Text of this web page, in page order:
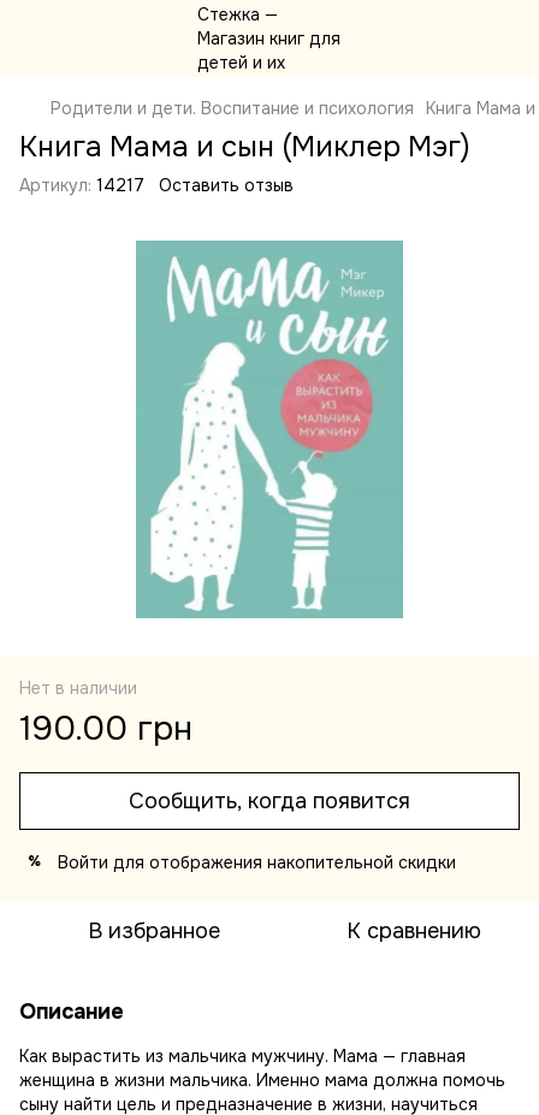
Родители и дети. Воспитание и психология Книга Мама
Книга Мама и сын (Миклер Мэг)
Артикул: 14217 Оставить отзыв
Нет в наличии
190.00 грн
Сообщить, когда появится
% Войти для отображения накопительной скидки
В избранное К сравнению
Описание
Как вырастить из мальчика мужчину. Мама — главная
женщина в жизни мальчика. Именно мама должна помочь
сыну найти цель и предназначение в жизни, научиться